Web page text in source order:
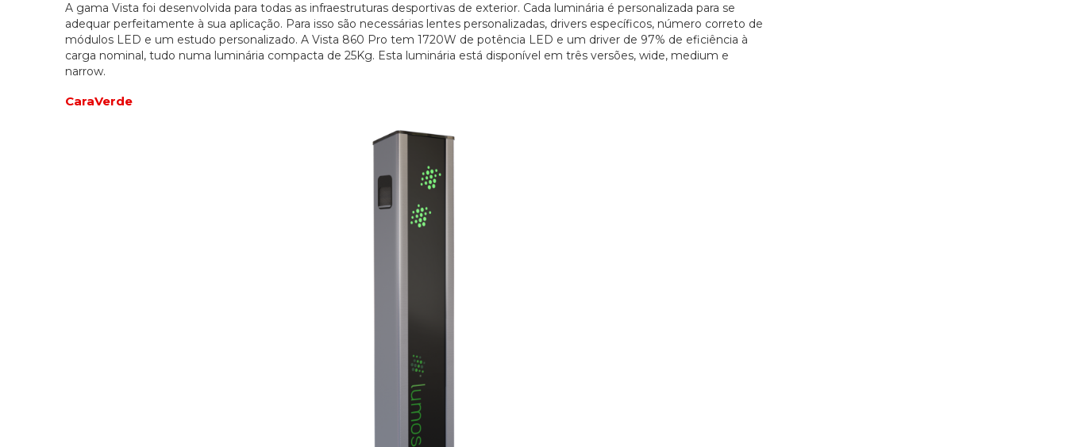
A gama Vista foi desenvolvida para todas as infraestruturas desportivas de exterior. Cada luminária é personalizada para se
adequar perfeitamente à sua aplicação. Para isso são necessárias lentes personalizadas, drivers específicos, número correto de
módulos LED e um estudo personalizado. A Vista 860 Pro tem 1720W de potência LED e um driver de 97% de eficiência à
carga nominal, tudo numa luminária compacta de 25Kg. Esta luminária está disponível em três versões, wide, medium e
narrow.
CaraVerde